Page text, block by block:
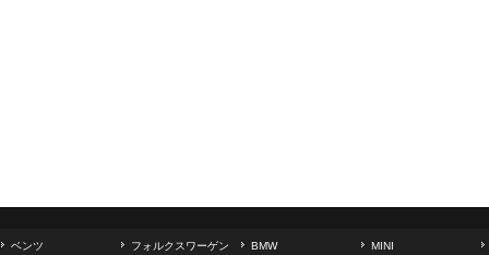
ベンツ フォルクスワーゲン BMW
MINI